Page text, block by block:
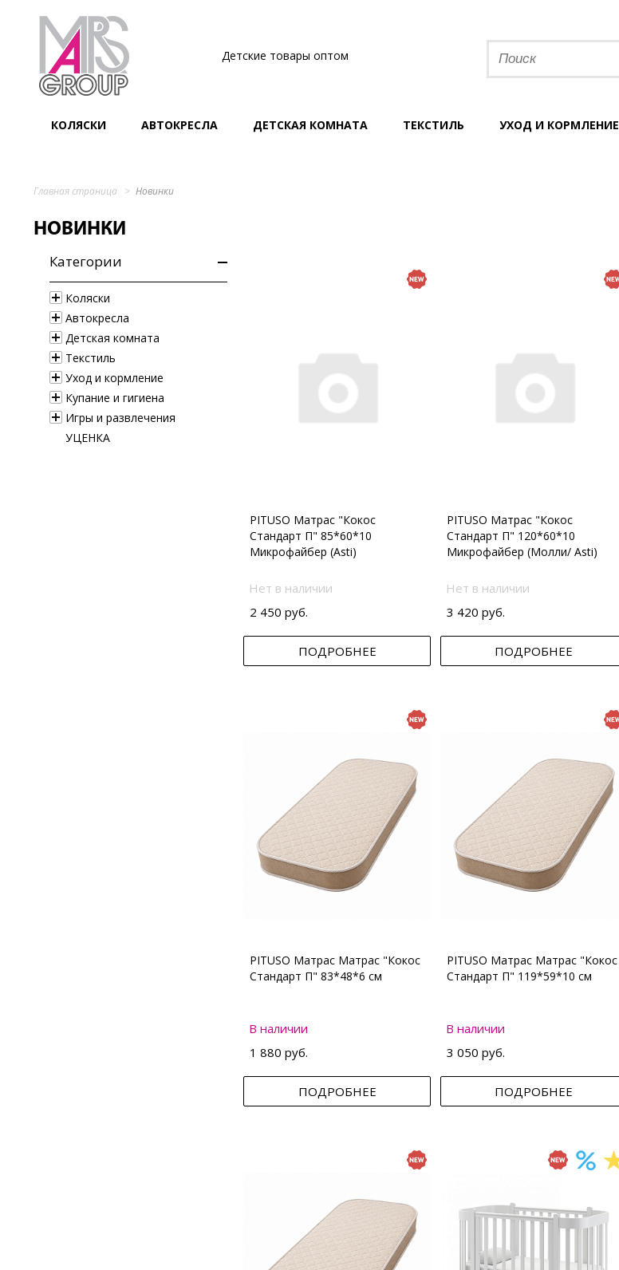
Детские товары оптом
КОЛЯСКИ АВТОКРЕСЛА ДЕТСКАЯ КОМНАТА ТЕКСТИЛЬ УХОД И КОРМЛЕНИЕ
Главная страница Новинки
НОВИНКИ
Категории
Коляски
Автокресла
Детская комната
Текстиль
Уход и кормление
Купание и гигиена
Игры и развлечения
УЦЕНКА
PITUSO Матрас "Кокос
Стандарт П" 85*60*10
Микрофайбер (Asti)
Нет в наличии
2 450 руб.
ПОДРОБНЕЕ
PITUSO Матрас "Кокос
Стандарт П" 120*60*10
Микрофайбер (Молли/ Asti)
Нет в наличии
3 420 руб.
ПОДРОБНЕЕ
PITUSO Матрас Матрас "Кокос
Стандарт П" 83*48*6 см
В наличии
1 880 руб.
ПОДРОБНЕЕ
PITUSO Матрас Матрас "Кокос
Стандарт П" 119*59*10 см
В наличии
3 050 руб.
ПОДРОБНЕЕ